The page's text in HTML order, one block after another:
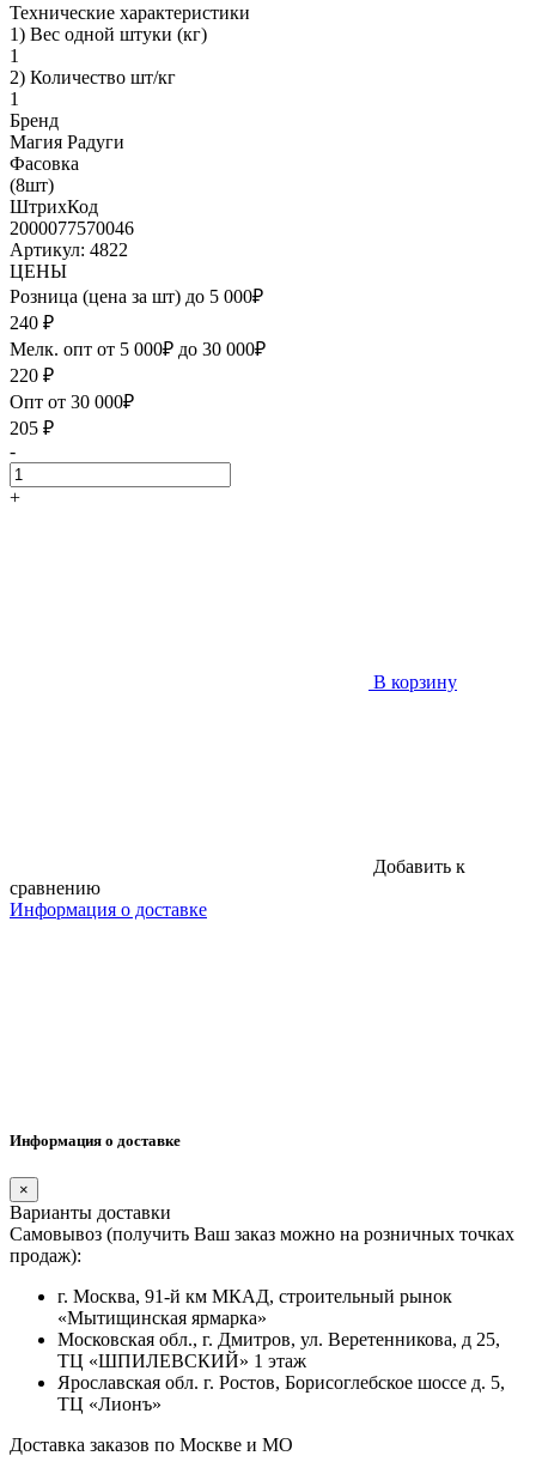
Технические характеристики
1) Вес одной штуки (кг)
1
2) Количество шт/кг
1
Бренд
Магия Радуги
Фасовка
(8шт)
ШтрихКод
2000077570046
Артикул: 4822
ЦЕНЫ
Розница (цена за шт) до 5 000₽
240 ₽
Мелк. опт от 5 000₽ до 30 000₽
220 ₽
Опт от 30 000₽
205 ₽
-
+
В корзину
Добавить к
сравнению
Информация о доставке
Информация о доставке
×
Варианты доставки
Самовывоз (получить Ваш заказ можно на розничных точках
продаж):
г. Москва, 91-й км МКАД, строительный рынок
«Мытищинская ярмарка»
Московская обл., г. Дмитров, ул. Веретенникова, д 25,
ТЦ «ШПИЛЕВСКИЙ» 1 этаж
Ярославская обл. г. Ростов, Борисоглебское шоссе д. 5,
ТЦ «Лионъ»
Доставка заказов по Москве и МО